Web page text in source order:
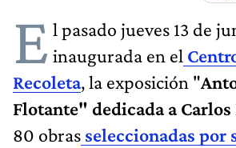
E l pasado jueves 13 de
inaugurada en el
Recoleta, la exposición "
Flotante" dedicada a
80 obras seleccionadas por